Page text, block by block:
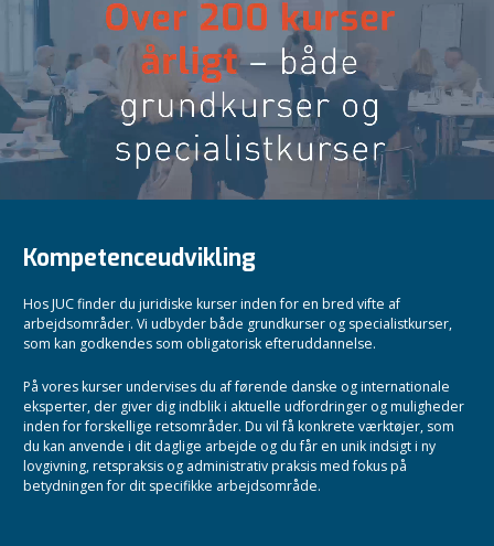
Kompetenceudvikling
Hos JUC finder du juridiske kurser inden for en bred vifte af
arbejdsområder. Vi udbyder både grundkurser og specialistkurser,
som kan godkendes som obligatorisk efteruddannelse.
På vores kurser undervises du af førende danske og internationale
eksperter, der giver dig indblik i aktuelle udfordringer og muligheder
inden for forskellige retsområder. Du vil få konkrete værktøjer, som
du kan anvende i dit daglige arbejde og du får en unik indsigt i ny
lovgivning, retspraksis og administrativ praksis med fokus på
betydningen for dit specifikke arbejdsområde.